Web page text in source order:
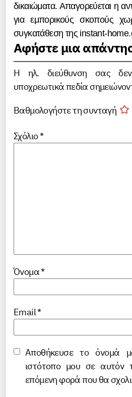
δικαιώματα. Απαγορεύεται η
για εμπορικούς σκοπούς
συγκατάθεση της instant-
Αφήστε μια
Η ηλ. διεύθυνση σας δεν
υποχρεωτικά πεδία
Βαθμολογήστε τη συνταγή
Σχόλιο*
Όνομα*
Email*
Αποθήκευσε το όνομά
ιστότοπο μου σε αυτόν
επόμενη φορά που θα